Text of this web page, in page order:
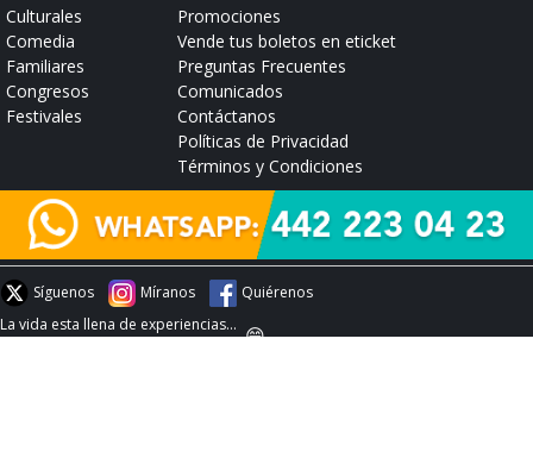
Culturales
Comedia
Familiares
Congresos
Festivales
Promociones
Vende tus boletos en eticket
Preguntas Frecuentes
Comunicados
Contáctanos
Políticas de Privacidad
Términos y Condiciones
Síguenos Míranos
Quiérenos
La vida esta llena de experiencias... 😄